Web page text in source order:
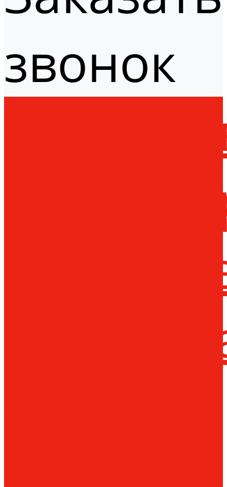
звонок